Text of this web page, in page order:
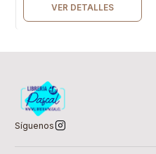
VER DETALLES
Síguenos